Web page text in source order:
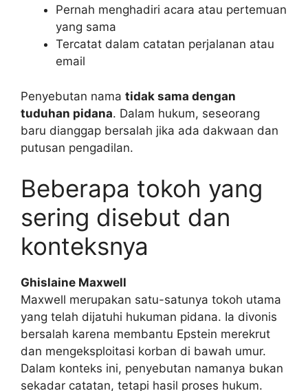
Pernah menghadiri acara atau pertemuan
yang sama
Tercatat dalam catatan perjalanan atau
email
Penyebutan nama tidak sama dengan
tuduhan pidana. Dalam hukum, seseorang
baru dianggap bersalah jika ada dakwaan dan
putusan pengadilan.
Beberapa tokoh yang
sering disebut dan
konteksnya
Ghislaine Maxwell
Maxwell merupakan satu-satunya tokoh utama
yang telah dijatuhi hukuman pidana. Ia divonis
bersalah karena membantu Epstein merekrut
dan mengeksploitasi korban di bawah umur.
Dalam konteks ini, penyebutan namanya bukan
sekadar catatan, tetapi hasil proses hukum.